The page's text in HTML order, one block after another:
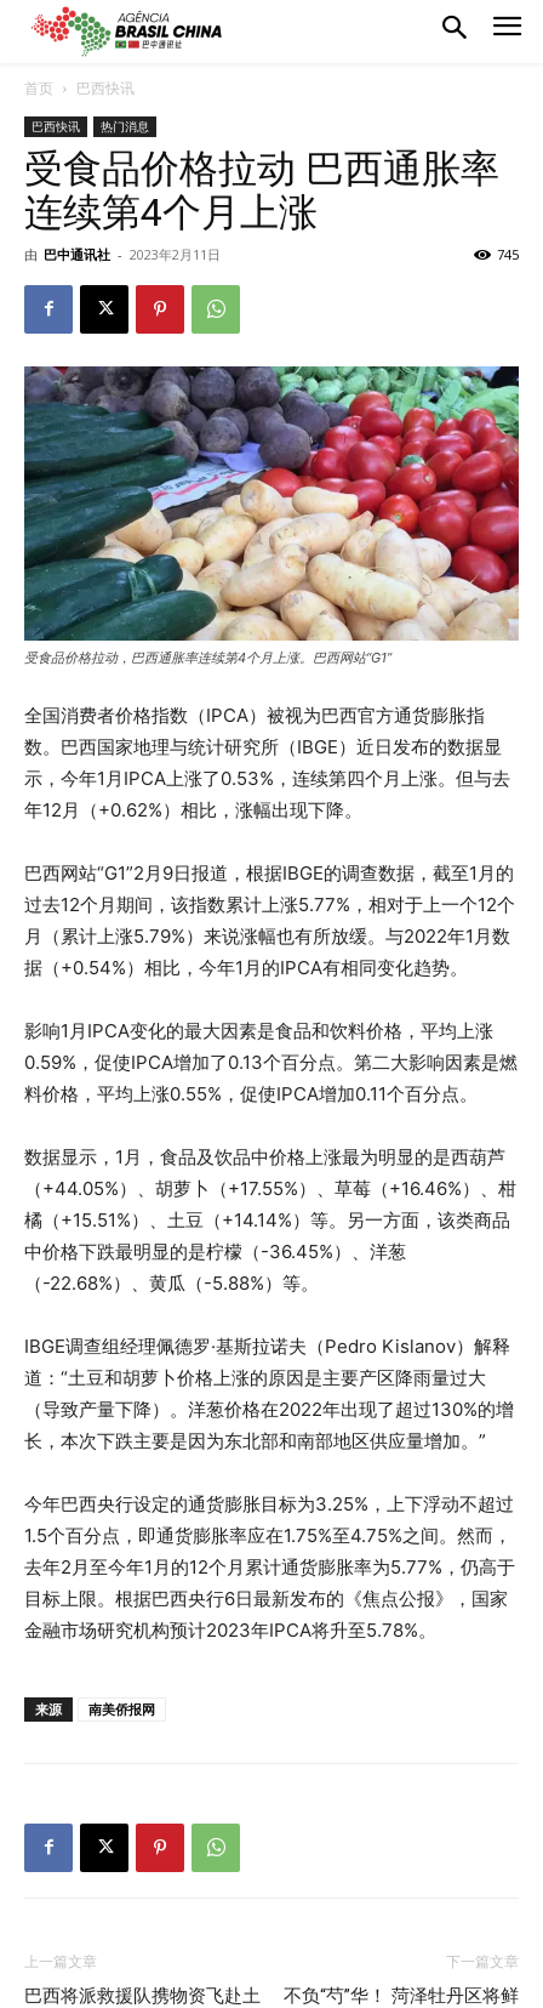
首页 巴西快讯
巴西快讯 热门消息
受食品价格拉动 巴西通胀率
连续第4个月上涨
由 巴中通讯社 - 2023年2月11日 745
受食品价格拉动，巴西通胀率连续第4个月上涨。巴西网站“G1”
全国消费者价格指数（IPCA）被视为巴西官方通货膨胀指
数。巴西国家地理与统计研究所（IBGE）近日发布的数据显
示，今年1月IPCA上涨了0.53%，连续第四个月上涨。但与去
年12月（+0.62%）相比，涨幅出现下降。
巴西网站“G1”2月9日报道，根据IBGE的调查数据，截至1月的
过去12个月期间，该指数累计上涨5.77%，相对于上一个12个
月（累计上涨5.79%）来说涨幅也有所放缓。与2022年1月数
据（+0.54%）相比，今年1月的IPCA有相同变化趋势。
影响1月IPCA变化的最大因素是食品和饮料价格，平均上涨
0.59%，促使IPCA增加了0.13个百分点。第二大影响因素是燃
料价格，平均上涨0.55%，促使IPCA增加0.11个百分点。
数据显示，1月，食品及饮品中价格上涨最为明显的是西葫芦
（+44.05%）、胡萝卜（+17.55%）、草莓（+16.46%）、柑
橘（+15.51%）、土豆（+14.14%）等。另一方面，该类商品
中价格下跌最明显的是柠檬（-36.45%）、洋葱
（-22.68%）、黄瓜（-5.88%）等。
IBGE调查组经理佩德罗·基斯拉诺夫（Pedro Kislanov）解释
道：“土豆和胡萝卜价格上涨的原因是主要产区降雨量过大
（导致产量下降）。洋葱价格在2022年出现了超过130%的增
长，本次下跌主要是因为东北部和南部地区供应量增加。”
今年巴西央行设定的通货膨胀目标为3.25%，上下浮动不超过
1.5个百分点，即通货膨胀率应在1.75%至4.75%之间。然而，
去年2月至今年1月的12个月累计通货膨胀率为5.77%，仍高于
目标上限。根据巴西央行6日最新发布的《焦点公报》，国家
金融市场研究机构预计2023年IPCA将升至5.78%。
来源 南美侨报网
上一篇文章
巴西将派救援队携物资飞赴土
下一篇文章
不负“芍”华！ 菏泽牡丹区将鲜